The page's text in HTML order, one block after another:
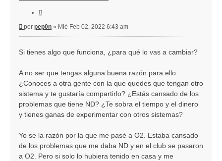
Mensaje
por pep0n » Mié Feb 02, 2022 6:43 am
Si tienes algo que funciona, ¿para qué lo vas a cambiar?
A no ser que tengas alguna buena razón para ello.
¿Conoces a otra gente con la que quedes que tengan otro
sistema y te gustaría compartirlo? ¿Estás cansado de los
problemas que tiene ND? ¿Te sobra el tiempo y el dinero
y tienes ganas de experimentar con otros sistemas?
Yo se la razón por la que me pasé a O2. Estaba cansado
de los problemas que me daba ND y en el club se pasaron
a O2. Pero si solo lo hubiera tenido en casa y me